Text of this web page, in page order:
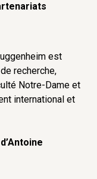
est
recherche,
Notre-Dame et
international et